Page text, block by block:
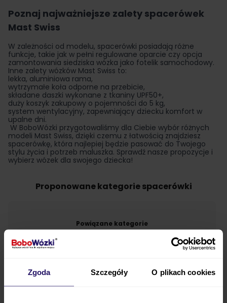
Zgoda Szczegóły O plikach cookies
Poznaj najważniejsze zalety spacerówek
Mast Swiss
W zależności od modelu, spacerówki posiadają różne
funkcje, takie jak w pełni regulowane oparcie czy opcja
zamontowania siedziska wózka jako fotelik samochodowy.
Inne zalety wózków Mast Swiss to:
lekka, aluminiowa rama,
wytrzymałe koła odporne na przebicie,
składane daszki wykonane z tkaniny UPF50+,
duży koszyk zakupowy o pojemności do 5 kg,
system wentylacyjny, zapewniający dziecku komfort w
upalne dni.
W BoboWózki przygotowaliśmy dla Ciebie wybór różnych
modeli Mast Swiss, dzięki czemu z łatwością znajdziesz
spacerówkę, która najlepiej będzie pasować do Twojego
stylu życia i potrzeb maluszka. Sprawdź nasze propozycje i
wybierz wózek dla swojego dziecka!
Proponowane kategorie spacerówki
Powiązane kategorie
Spacerówki parasolka
Spacerówki składane jedną reką
Spacerówki składane w kostkę